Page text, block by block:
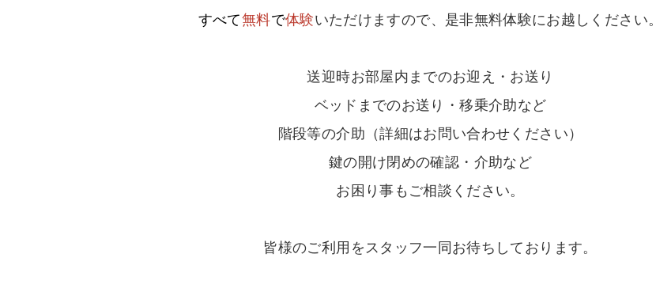
すべて無料で体験いただけますので、是非無料体験にお越しください。
送迎時お部屋内までのお迎え・お送り
ベッドまでのお送り・移乗介助など
階段等の介助（詳細はお問い合わせください）
鍵の開け閉めの確認・介助など
お困り事もご相談ください。
皆様のご利用をスタッフ一同お待ちしております。